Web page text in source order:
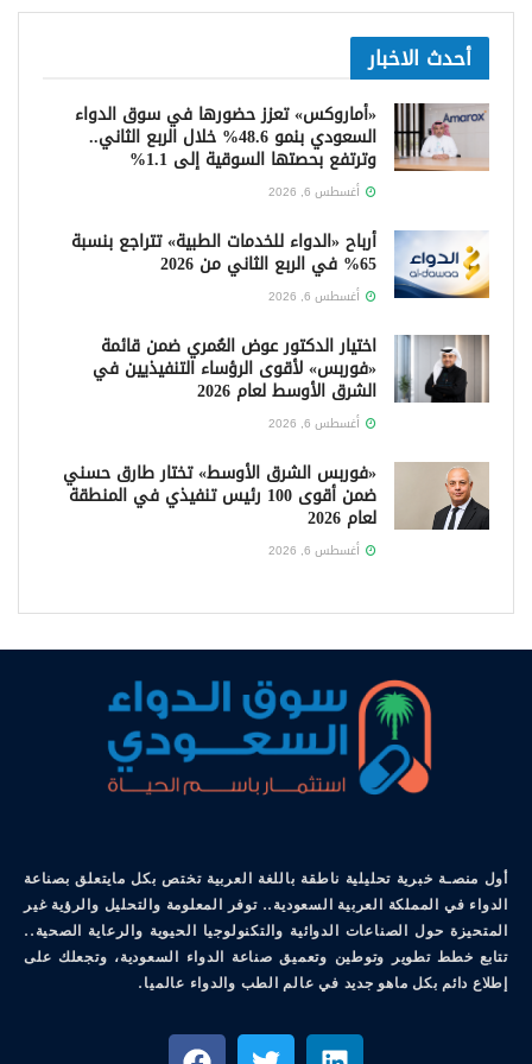
أحدث الاخبار
«أماروكس» تعزز حضورها في سوق الدواء
السعودي بنمو 48.6% خلال الربع الثاني..
وترتفع بحصتها السوقية إلى 1.1%
أغسطس 6, 2026
أرباح «الدواء للخدمات الطبية» تتراجع بنسبة
65% في الربع الثاني من 2026
أغسطس 6, 2026
اختيار الدكتور عوض العُمري ضمن قائمة
«فوربس» لأقوى الرؤساء التنفيذيين في
الشرق الأوسط لعام 2026
أغسطس 6, 2026
«فوربس الشرق الأوسط» تختار طارق حسني
ضمن أقوى 100 رئيس تنفيذي في المنطقة
لعام 2026
أغسطس 6, 2026
أول منصـة خبرية تحليلية ناطقة باللغة العربية تختص بكل مايتعلق بصناعة
الدواء في المملكة العربية السعودية.. توفر المعلومة والتحليل والرؤية غير
المتحيزة حول الصناعات الدوائية والتكنولوجيا الحيوية والرعاية الصحية..
تتابع خطط تطوير وتوطين وتعميق صناعة الدواء السعودية، وتجعلك على
إطلاع دائم بكل ماهو جديد في عالم الطب والدواء عالميا.